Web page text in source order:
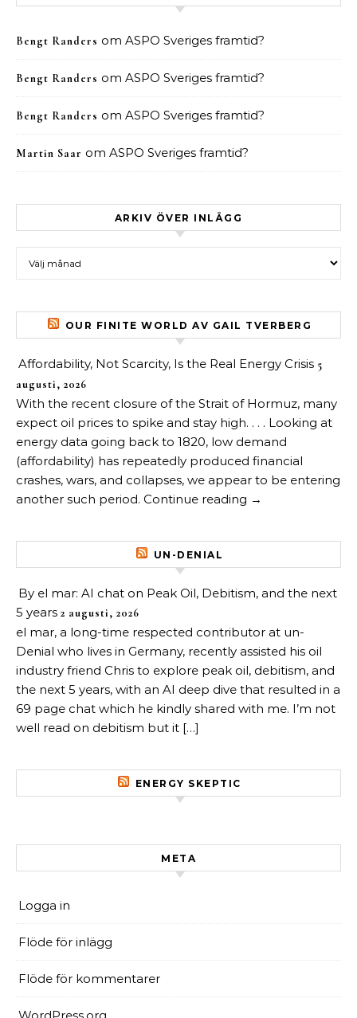
Bengt Randers om ASPO Sveriges framtid?
Bengt Randers om ASPO Sveriges framtid?
Bengt Randers om ASPO Sveriges framtid?
Martin Saar om ASPO Sveriges framtid?
ARKIV ÖVER INLÄGG
OUR FINITE WORLD AV GAIL TVERBERG
Affordability, Not Scarcity, Is the Real Energy Crisis 5
augusti, 2026
With the recent closure of the Strait of Hormuz, many
expect oil prices to spike and stay high. . . . Looking at
energy data going back to 1820, low demand
(affordability) has repeatedly produced financial
crashes, wars, and collapses, we appear to be entering
another such period. Continue reading →
UN-DENIAL
By el mar: AI chat on Peak Oil, Debitism, and the next
5 years 2 augusti, 2026
el mar, a long-time respected contributor at un-
Denial who lives in Germany, recently assisted his oil
industry friend Chris to explore peak oil, debitism, and
the next 5 years, with an AI deep dive that resulted in a
69 page chat which he kindly shared with me. I’m not
well read on debitism but it […]
ENERGY SKEPTIC
META
Logga in
Flöde för inlägg
Flöde för kommentarer